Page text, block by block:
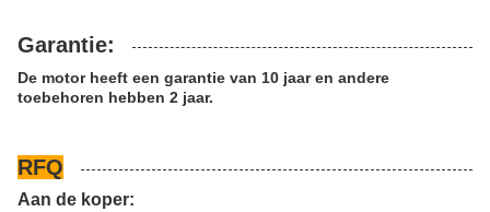
Garantie:
De motor heeft een garantie van 10 jaar en andere
toebehoren hebben 2 jaar.
RFQ
Aan de koper: